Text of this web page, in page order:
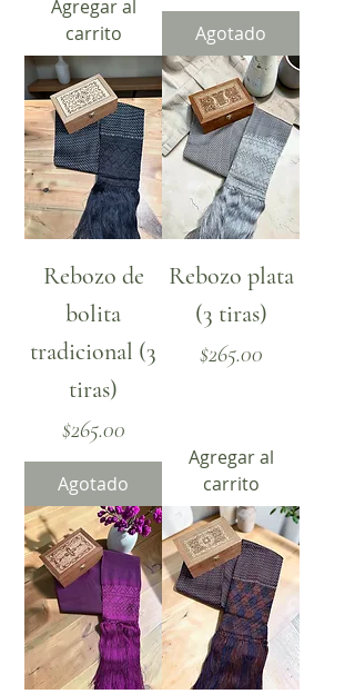
Agregar al
carrito
Agotado
Rebozo de
bolita
tradicional (3
tiras)
Precio
$265.00
Agotado
Rebozo plata
(3 tiras)
Precio
$265.00
Agregar al
carrito